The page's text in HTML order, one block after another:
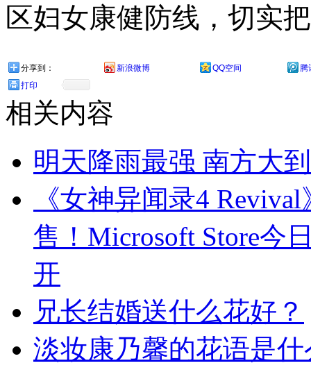
区妇女康健防线，切实
分享到： 新浪微博 QQ空间
腾
打印
相关内容
明天降雨最强 南方大
《女神异闻录4
售！Microsoft Store今
开
兄长结婚送什么花好？
淡妆康乃馨的花语是什